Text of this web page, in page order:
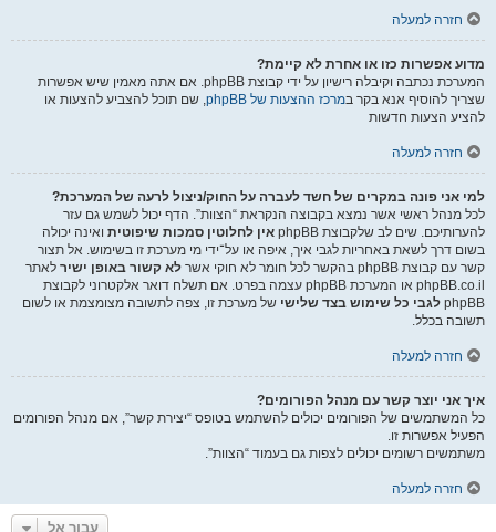
חזרה למעלה
מדוע אפשרות כזו או אחרת לא קיימת?
המערכת נכתבה וקיבלה רישיון על ידי קבוצת phpBB. אם אתה מאמין שיש אפשרות
שצריך להוסיף אנא בקר במרכז ההצעות של phpBB
, שם תוכל להצביע להצעות או
להציע הצעות חדשות
חזרה למעלה
למי אני פונה במקרים של חשד לעברה על החוק/ניצול לרעה של המערכת?
לכל מנהל ראשי אשר נמצא בקבוצה הנקראת “הצוות”. הדף יכול לשמש גם עזר
להערותיכם. שים לב שלקבוצת phpBB
אין לחלוטין סמכות שיפוטית ואינה יכולה
בשום דרך לשאת באחריות לגבי איך, איפה או על־ידי מי מערכת זו בשימוש. אל תצור
קשר עם קבוצת phpBB בהקשר לכל חומר לא חוקי אשר
לא קשור באופן ישיר לאתר
phpBB.co.il או המערכת phpBB עצמה בפרט. אם תשלח דואר אלקטרוני לקבוצת
phpBB לגבי כל שימוש בצד שלישי של מערכת זו, צפה לתשובה מצומצמת או לשום
תשובה בכלל.
חזרה למעלה
איך אני יוצר קשר עם מנהל הפורומים?
כל המשתמשים של הפורומים יכולים להשתמש בטופס “יצירת קשר”, אם מנהל הפורומים
הפעיל אפשרות זו.
משתמשים רשומים יכולים לצפות גם בעמוד “הצוות”.
חזרה למעלה
עבור אל